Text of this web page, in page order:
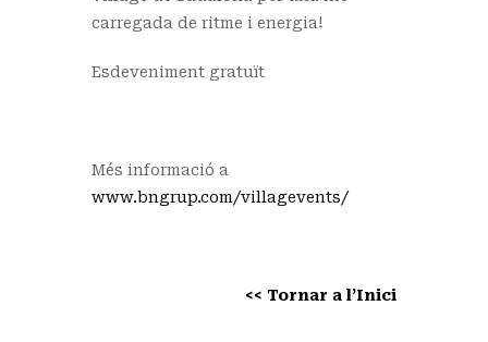
carregada de ritme i energia!
Esdeveniment gratuït
Més informació a
www.bngrup.com/villagevents/
<< Tornar a l’Inici